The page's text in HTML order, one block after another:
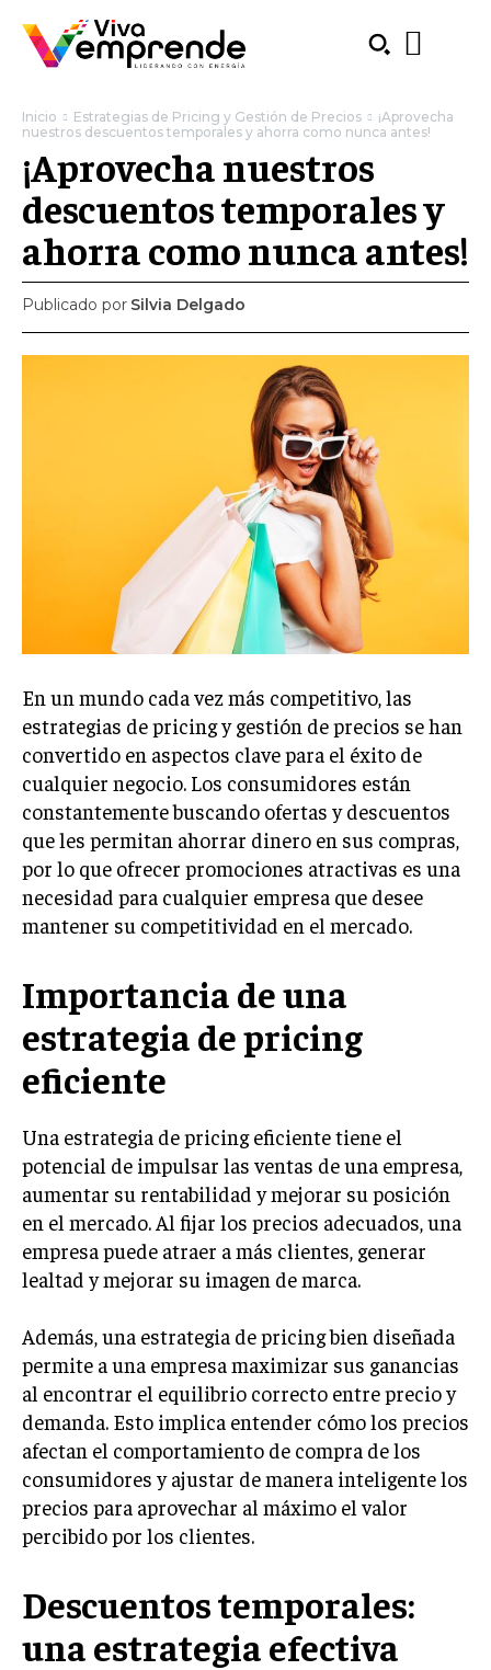
Welcome to Liberty Case
We have a curated list of the most noteworthy news from all
across the globe. With any subscription plan, you get access
exclusive articles that let you stay ahead of the curve.
Your Profile
LIFESTYLE
MARKETING
ESTRATEGIAS DE MARKETING
AGENCIAS DE POSICIONAMIENTO WEB SEO
VENTA DE ENLACES
MARKETING DIGITAL
PUBLICIDAD
GESTIÓN DE PRODUCTOS
COMUNICACIÓN CORPORATIVA
GESTIÓN DE MARCA
INVESTIGACIÓN DE MERCADO
ANÁLISIS DE COMPETENCIA
EMPRENDIMIENTO
INNOVACIÓN EMPRESARIAL
Inicio Estrategias de Pricing y Gestión de Precios
¡Aprovecha
nuestros descuentos temporales y ahorra como nunca antes!
¡Aprovecha nuestros
descuentos temporales y
ahorra como nunca antes!
Publicado por Silvia Delgado
En un mundo cada vez más competitivo, las
estrategias de pricing y gestión de precios se han
convertido en aspectos clave para el éxito de
cualquier negocio. Los consumidores están
constantemente buscando ofertas y descuentos
que les permitan ahorrar dinero en sus compras,
por lo que ofrecer promociones atractivas es una
necesidad para cualquier empresa que desee
mantener su competitividad en el mercado.
Importancia de una
estrategia de pricing
eficiente
Una estrategia de pricing eficiente tiene el
potencial de impulsar las ventas de una empresa,
aumentar su rentabilidad y mejorar su posición
en el mercado. Al fijar los precios adecuados, una
empresa puede atraer a más clientes, generar
lealtad y mejorar su imagen de marca.
Además, una estrategia de pricing bien diseñada
permite a una empresa maximizar sus ganancias
al encontrar el equilibrio correcto entre precio y
demanda. Esto implica entender cómo los precios
afectan el comportamiento de compra de los
consumidores y ajustar de manera inteligente los
precios para aprovechar al máximo el valor
percibido por los clientes.
Descuentos temporales:
una estrategia efectiva